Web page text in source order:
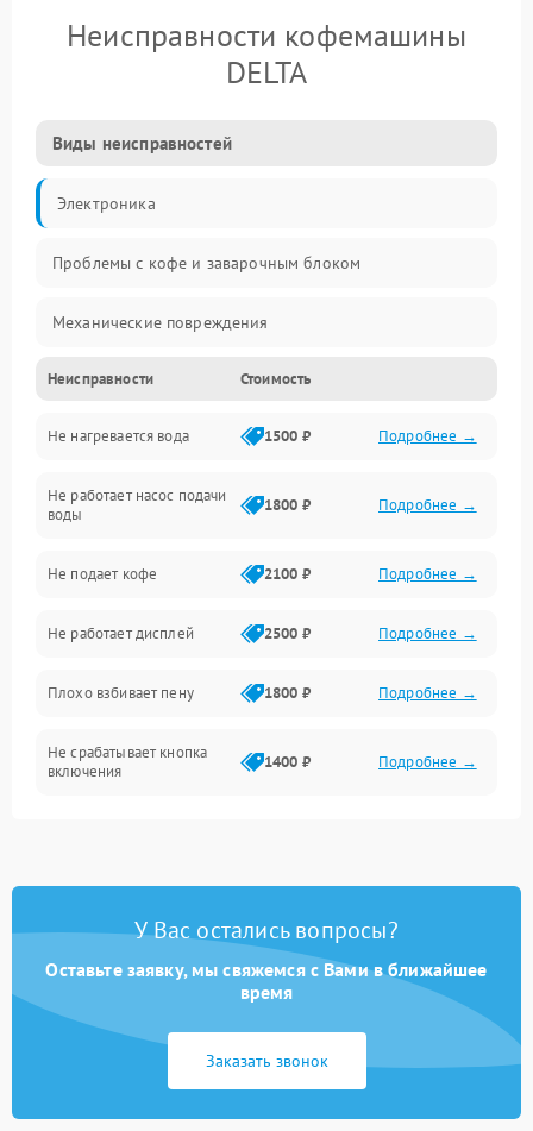
Неисправности кофемашины
DELTA
Виды неисправностей
Электроника
Проблемы с кофе и заварочным блоком
Механические повреждения
Прочие неисправности
Включение и работа
Проблемы с водой
Проблемы с капучинатором и паром
Управление и электроника
Программное обеспечение
Неисправности Стоимость
Не нагревается вода 1500 ₽ Подробнее →
Не работает насос подачи
воды
1800 ₽ Подробнее →
Не подает кофе 2100 ₽ Подробнее →
Не работает дисплей 2500 ₽ Подробнее →
Плохо взбивает пену 1800 ₽ Подробнее →
Не срабатывает кнопка
включения
1400 ₽ Подробнее →
Постоянные сбои в работе 1500 ₽ Подробнее →
У Вас остались вопросы?
Оставьте заявку, мы свяжемся с Вами в ближайшее
время
Заказать звонок